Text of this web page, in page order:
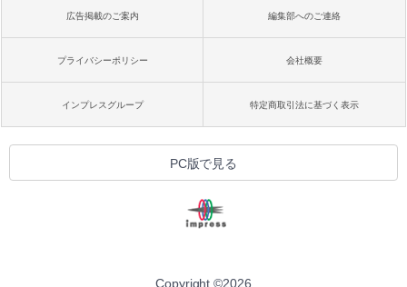
広告掲載のご案内 編集部へのご連絡
プライバシーポリシー 会社概要
インプレスグループ 特定商取引法に基づく表示
PC版で見る
Copyright ©2026